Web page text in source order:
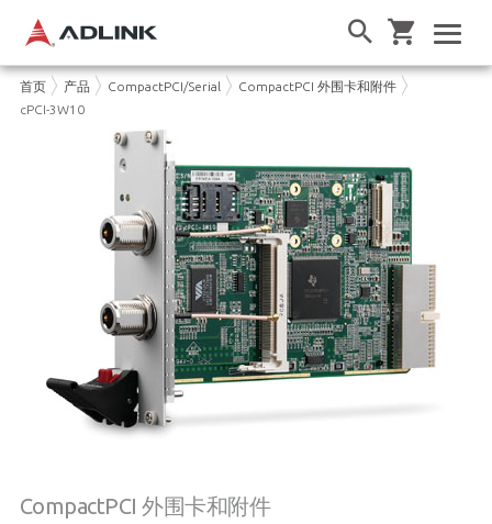
首页 产品 CompactPCI/Serial
CompactPCI 外围卡和附件
cPCI-3W10
CompactPCI 外围卡和附件